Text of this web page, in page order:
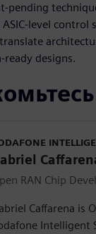
pending
designs.
RAN Chip
Caffarena is
Intelligent